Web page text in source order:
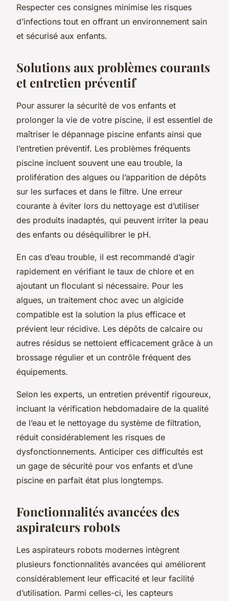
Respecter ces consignes minimise les risques
d’infections tout en offrant un environnement sain
et sécurisé aux enfants.
Solutions aux problèmes courants
et entretien préventif
Pour assurer la sécurité de vos enfants et
prolonger la vie de votre piscine, il est essentiel de
maîtriser le dépannage piscine enfants ainsi que
l’entretien préventif. Les problèmes fréquents
piscine incluent souvent une eau trouble, la
prolifération des algues ou l’apparition de dépôts
sur les surfaces et dans le filtre. Une erreur
courante à éviter lors du nettoyage est d’utiliser
des produits inadaptés, qui peuvent irriter la peau
des enfants ou déséquilibrer le pH.
En cas d’eau trouble, il est recommandé d’agir
rapidement en vérifiant le taux de chlore et en
ajoutant un floculant si nécessaire. Pour les
algues, un traitement choc avec un algicide
compatible est la solution la plus efficace et
prévient leur récidive. Les dépôts de calcaire ou
autres résidus se nettoient efficacement grâce à un
brossage régulier et un contrôle fréquent des
équipements.
Selon les experts, un entretien préventif rigoureux,
incluant la vérification hebdomadaire de la qualité
de l’eau et le nettoyage du système de filtration,
réduit considérablement les risques de
dysfonctionnements. Anticiper ces difficultés est
un gage de sécurité pour vos enfants et d’une
piscine en parfait état plus longtemps.
Fonctionnalités avancées des
aspirateurs robots
Les aspirateurs robots modernes intègrent
plusieurs fonctionnalités avancées qui améliorent
considérablement leur efficacité et leur facilité
d’utilisation. Parmi celles-ci, les capteurs